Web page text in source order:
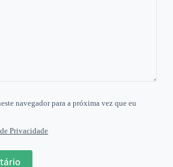
navegador para a próxima vez que eu
Privacidade